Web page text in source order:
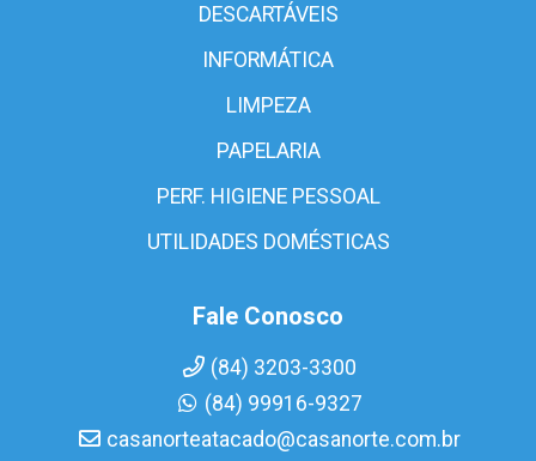
DESCARTÁVEIS
INFORMÁTICA
LIMPEZA
PAPELARIA
PERF. HIGIENE PESSOAL
UTILIDADES DOMÉSTICAS
Fale Conosco
(84) 3203-3300
(84) 99916-9327
casanorteatacado@casanorte.com.br